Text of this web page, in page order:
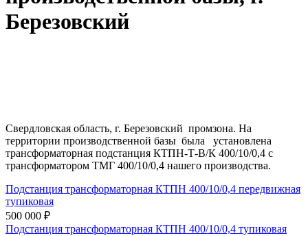
Березовский
Свердловская область, г. Березовский промзона. На
территории производственной базы была установлена
трансформаторная подстанция КТПН-Т-В/К 400/10/0,4 с
трансформатором ТМГ 400/10/0,4 нашего производства.
Подстанция трансформаторная КТПН 400/10/0,4 передвижная
тупиковая
500 000 ₽
Подстанция трансформаторная КТПН 400/10/0,4 тупиковая